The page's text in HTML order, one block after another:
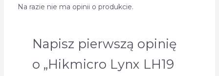
Na razie nie ma opinii o produkcie.
Napisz pierwszą opinię
o „Hikmicro Lynx LH19